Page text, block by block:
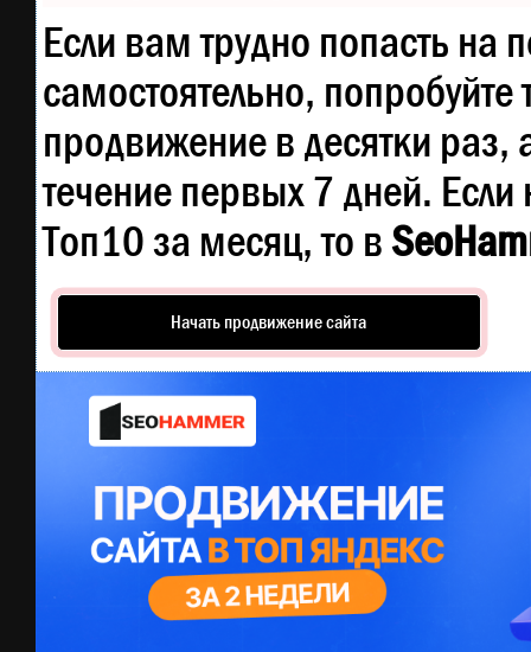
Если вам трудно попасть на
самостоятельно, попробуйте
продвижение в десятки раз,
течение первых 7 дней.
Топ10 за месяц, то в
Начать продвижение сайта